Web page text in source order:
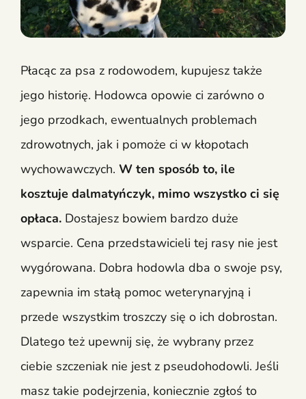
Płacąc za psa z rodowodem, kupujesz także
jego historię. Hodowca opowie ci zarówno o
jego przodkach, ewentualnych problemach
zdrowotnych, jak i pomoże ci w kłopotach
wychowawczych. W ten sposób to, ile
kosztuje dalmatyńczyk, mimo wszystko ci się
opłaca. Dostajesz bowiem bardzo duże
wsparcie. Cena przedstawicieli tej rasy nie jest
wygórowana. Dobra hodowla dba o swoje psy,
zapewnia im stałą pomoc weterynaryjną i
przede wszystkim troszczy się o ich dobrostan.
Dlatego też upewnij się, że wybrany przez
ciebie szczeniak nie jest z pseudohodowli. Jeśli
masz takie podejrzenia, koniecznie zgłoś to